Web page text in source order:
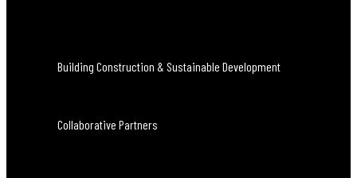
Building Construction & Sustainable Development
Collaborative Partners